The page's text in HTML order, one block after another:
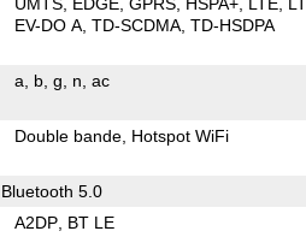
EV-DO A TD-SCDMA TD-HSDPA
a b g n ac
Double bande Hotspot WiFi
Bluetooth 5.0
A2DP BT LE